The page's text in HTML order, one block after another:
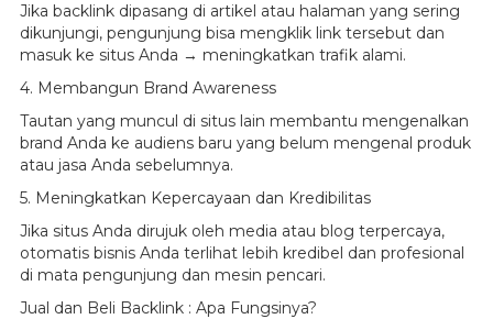
Jika backlink dipasang di artikel atau halaman yang sering
dikunjungi, pengunjung bisa mengklik link tersebut dan
masuk ke situs Anda → meningkatkan trafik alami.
4. Membangun Brand Awareness
Tautan yang muncul di situs lain membantu mengenalkan
brand Anda ke audiens baru yang belum mengenal produk
atau jasa Anda sebelumnya.
5. Meningkatkan Kepercayaan dan Kredibilitas
Jika situs Anda dirujuk oleh media atau blog terpercaya,
otomatis bisnis Anda terlihat lebih kredibel dan profesional
di mata pengunjung dan mesin pencari.
Jual dan Beli Backlink : Apa Fungsinya?